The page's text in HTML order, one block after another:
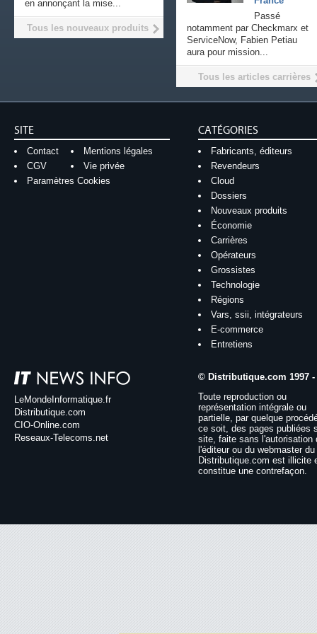
Passé
notamment par Checkmarx et
ServiceNow, Fabien Petiau
aura pour mission...
Tous les articles carrières
en annonçant la mise...
Tous les nouveaux produits
SITE
Contact
Mentions légales
CGV
Vie privée
Paramètres Cookies
CATÉGORIES
Fabricants, éditeurs
Revendeurs
Cloud
Dossiers
Nouveaux produits
Économie
Carrières
Opérateurs
Grossistes
Technologie
Régions
Vars, ssii, intégrateurs
E-commerce
Entretiens
LeMondeInformatique.fr
Distributique.com
CIO-Online.com
Reseaux-Telecoms.net
© Distributique.com 1997 -
Toute reproduction ou
représentation intégrale ou
partielle, par quelque
ce soit, des pages publiées
site, faite sans l'autorisation
l'éditeur ou du webmaster
Distributique.com est illicite
constitue une contrefaçon.